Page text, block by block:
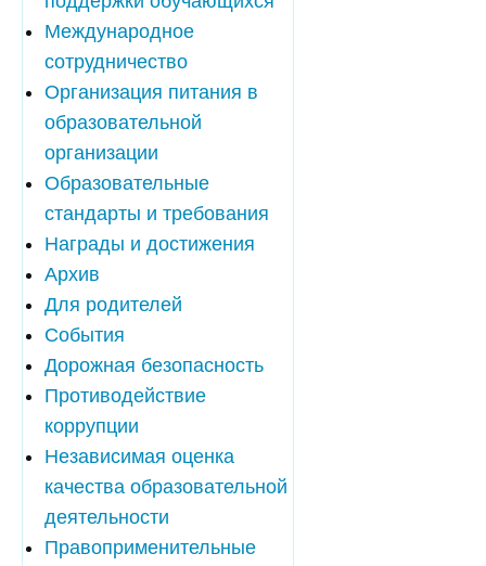
Международное
сотрудничество
Организация питания в
образовательной
организации
Образовательные
стандарты и требования
Награды и достижения
Архив
Для родителей
События
Дорожная безопасность
Противодействие
коррупции
Независимая оценка
качества образовательной
деятельности
Правоприменительные